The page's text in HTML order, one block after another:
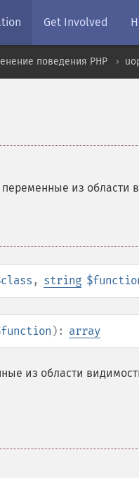
Get Involved
поведения PHP
переменные из
, string
): array
из области